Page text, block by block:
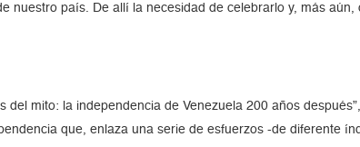
nuestro país. De allí la necesidad de celebrarlo y, más
mito: la independencia de Venezuela 200 años
que, enlaza una serie de esfuerzos -de diferente